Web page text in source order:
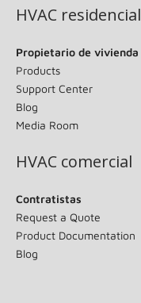
HVAC residencial
Propietario de vivienda
Products
Support Center
Blog
Media Room
HVAC comercial
Contratistas
Request a Quote
Product Documentation
Blog